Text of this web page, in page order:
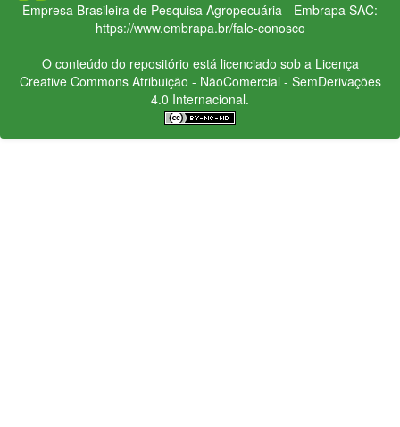
Empresa Brasileira de Pesquisa Agropecuária - Embrapa SAC:
https://www.embrapa.br/fale-conosco
O conteúdo do repositório está licenciado sob a Licença
Creative CommonsAtribuição - NãoComercial - SemDerivações
4.0 Internacional.